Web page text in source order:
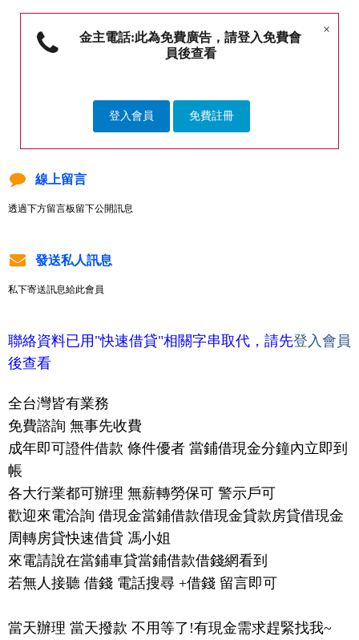
×
金主電話:此為免費廣告，請登入免費會
員後查看
登入會員 免費註冊
線上留言
透過下方留言板留下公開訊息
發送私人訊息
私下寄送訊息給此會員
聯絡資料已用"快速借貸"相關字串取代，請先登入會員
後查看
全台灣皆有業務
免費諮詢 無事先收費
成年即可證件借款 條件優者 當鋪借現金分鐘內立即到
帳
各大行業都可辦理 無薪轉勞保可 警示戶可
歡迎來電洽詢 借現金當鋪借款借現金貸款房貸借現金
周轉房貸快速借貸 馮小姐
來電請說在當鋪車貸當鋪借款借錢網看到
若無人接聽 借錢 電話搜尋 +借錢 留言即可
當天辦理 當天撥款 不用等了!有現金需求趕緊找我~